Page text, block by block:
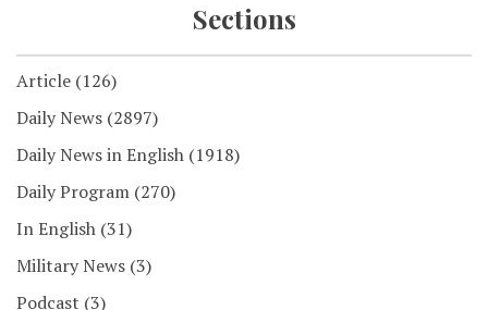
Sections
Article (126)
Daily News (2897)
Daily News in English (1918)
Daily Program (270)
In English (31)
Military News (3)
Podcast (3)